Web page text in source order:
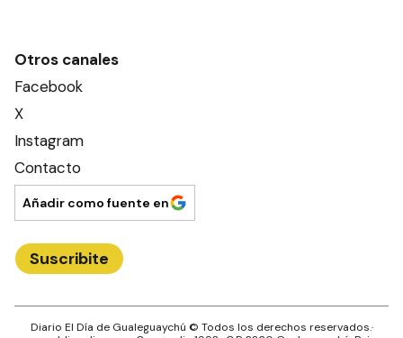
Otros canales
Facebook
X
Instagram
Contacto
Añadir como fuente en
Suscribite
Diario El Día de Gualeguaychú © Todos los derechos reservados.·